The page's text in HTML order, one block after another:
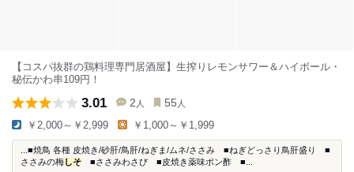
【コスパ抜群の鶏料理専門居酒屋】生搾りレモンサワー＆ハイボール・
秘伝かわ串109円！
3.01 2 人 55 人
￥2,000～￥2,999 ￥1,000～￥1,999
...■焼鳥 各種 皮焼き/砂肝/鳥肝/ねぎま/ムネ/ささみ ■ねぎどっさり鳥肝盛り ■
ささみの梅 しそ ■ささみわさび ■皮焼き薬味ポン酢 ■...